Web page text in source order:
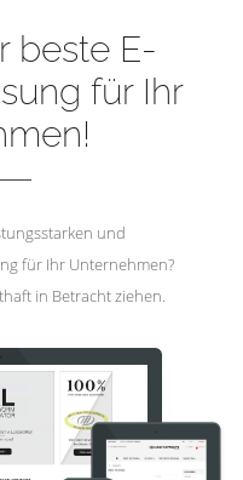
beste E-
für Ihr
und
für Ihr Unternehmen?
in Betracht ziehen.